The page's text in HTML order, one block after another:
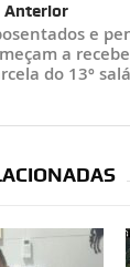
Anterior
e
a
do 13º